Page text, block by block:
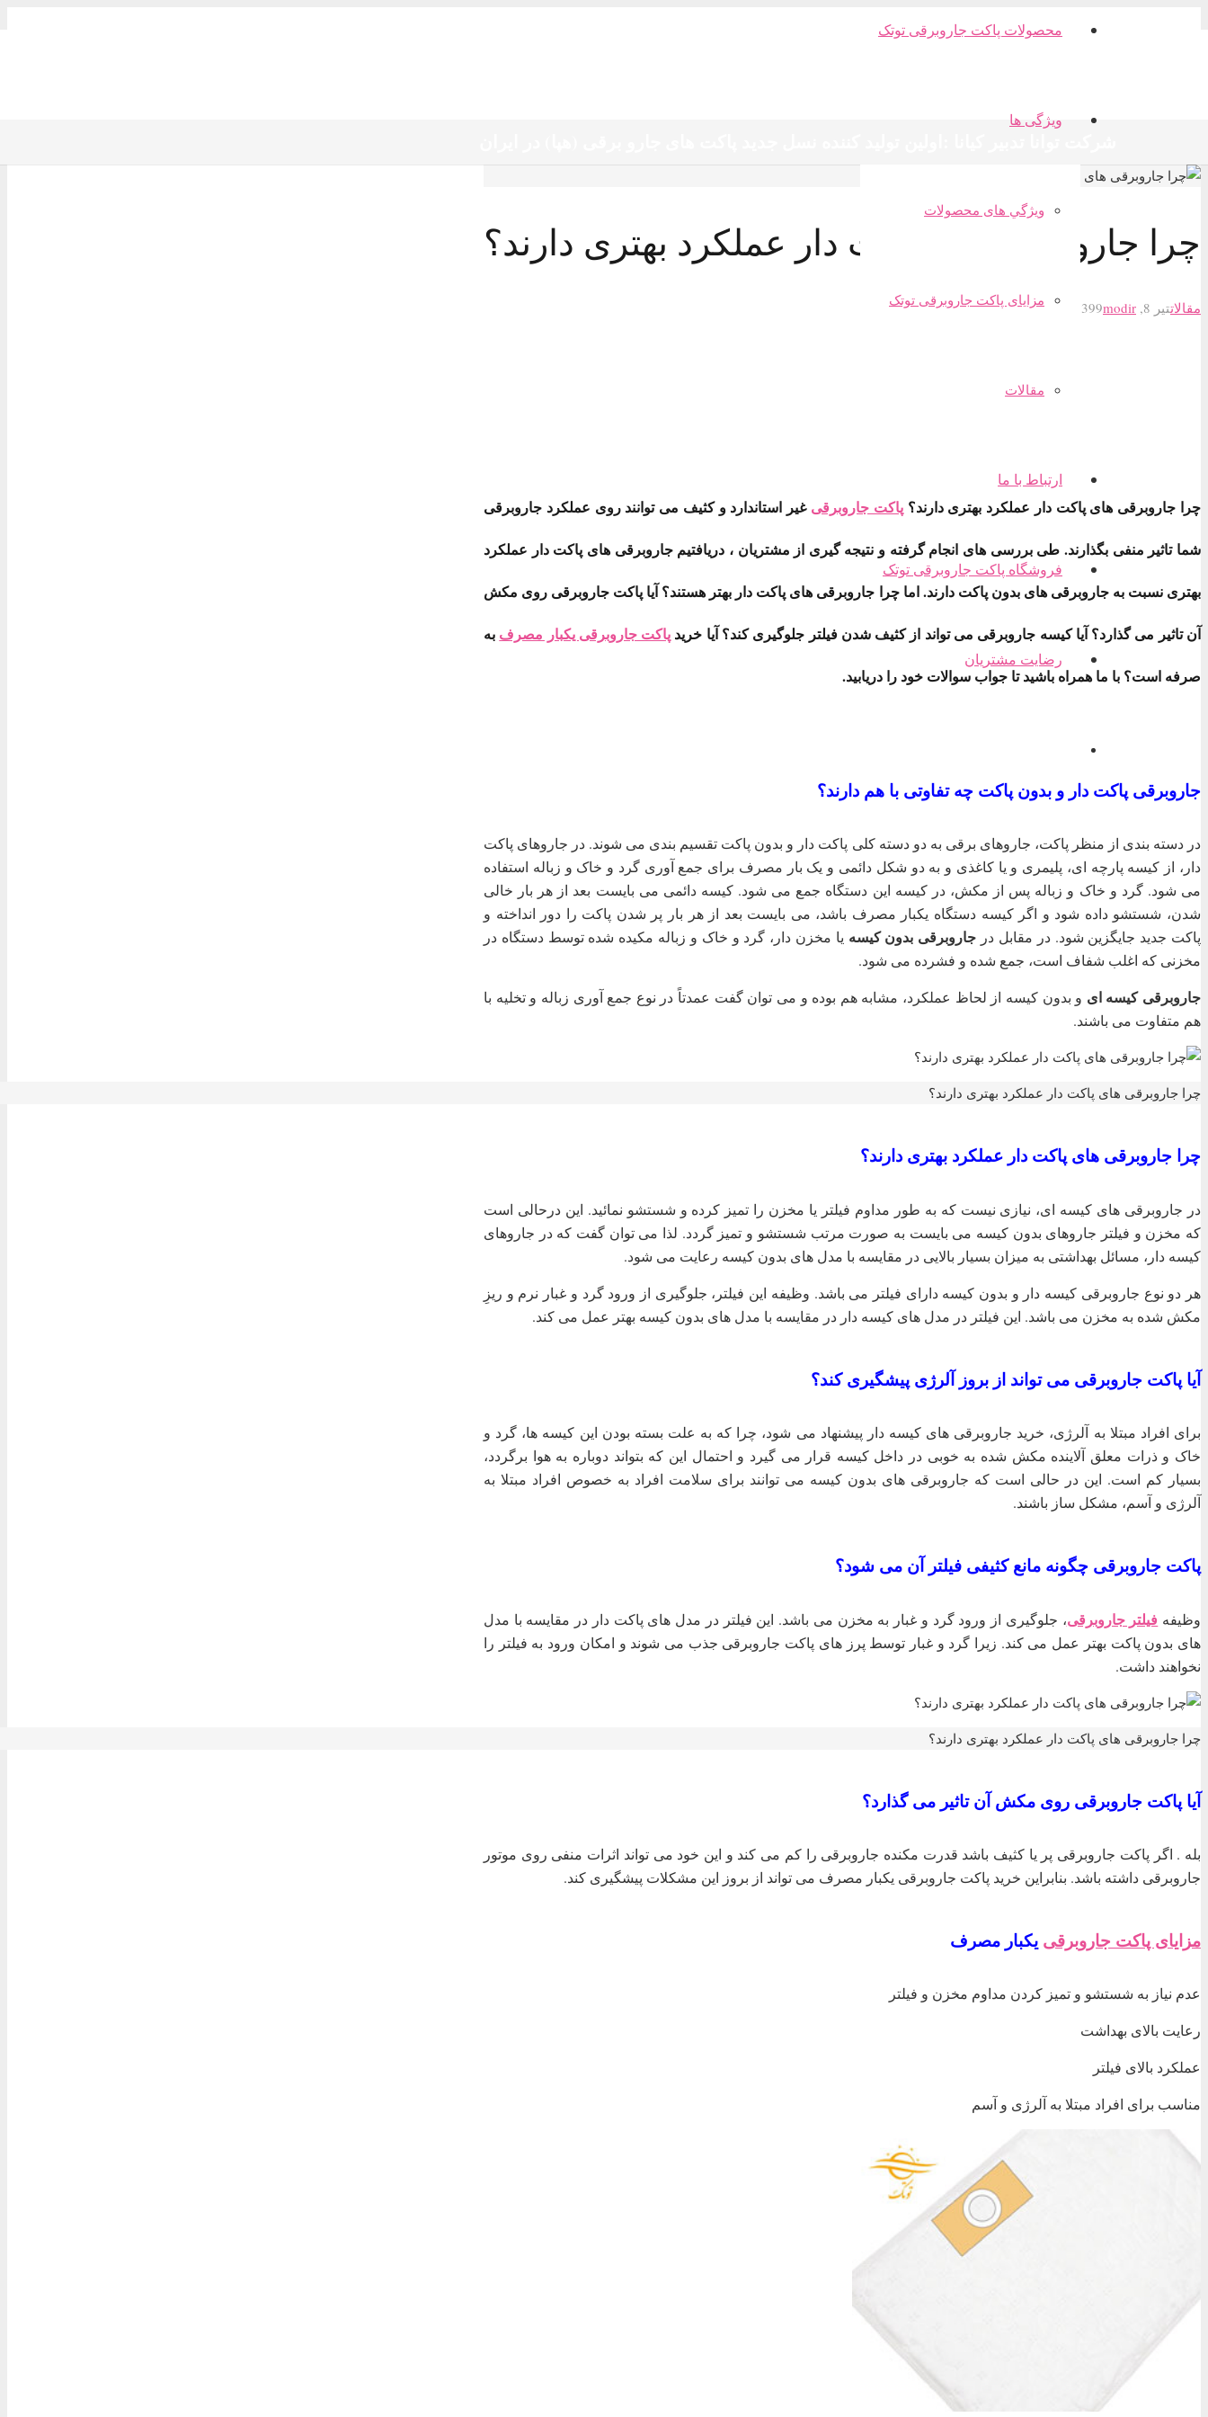
محصولات پاکت جاروبرقی توتک
ویژگی ها
ويژگي های محصولات
مزايای پاكت جاروبرقی توتک
مقالات
ارتباط با ما
فروشگاه پاکت جاروبرقی توتک
رضایت مشتریان
چرا جاروبرقی های پاکت دار عملکرد بهتری دارند؟
مقالاتتیر 8, 1399 modir
چرا جاروبرقی های پاکت دار عملکرد بهتری دارند؟پاکت جاروبرقی غیر استاندارد و کثیف می توانند روی عملکرد جاروبرقی
شما تاثیر منفی بگذارند. طی بررسی های انجام گرفته و نتیجه گیری از مشتریان ، دریافتیم جاروبرقی های پاکت دار عملکرد
بهتری نسبت به جاروبرقی های بدون پاکت دارند. اما چرا جاروبرقی های پاکت دار بهتر هستند؟ آیا پاکت جاروبرقی روی مکش
آن تاثیر می گذارد؟ آیا کیسه جاروبرقی می تواند از کثیف شدن فیلتر جلوگیری کند؟ آیا خرید پاکت جاروبرقی یکبار مصرف به
صرفه است؟ با ما همراه باشید تا جواب سوالات خود را دریابید.
جاروبرقی پاکت دار و بدون پاکت چه تفاوتی با هم دارند؟
در دسته بندی از منظر پاکت، جاروهای برقی به دو دسته کلی پاکت دار و بدون پاکت تقسیم بندی می شوند. در جاروهای پاکت
دار، از کیسه پارچه ای، پلیمری و یا کاغذی و به دو شکل دائمی و یک بار مصرف برای جمع آوری گرد و خاک و زباله استفاده
می شود. گرد و خاک و زباله پس از مکش، در کیسه این دستگاه جمع می شود. کیسه دائمی می بایست بعد از هر بار خالی
شدن، شستشو داده شود و اگر کیسه دستگاه یکبار مصرف باشد، می بایست بعد از هر بار پر شدن پاکت را دور انداخته و
پاکت جدید جایگزین شود. در مقابل در جاروبرقی بدون کیسه یا مخزن دار، گرد و خاک و زباله مکیده شده توسط دستگاه در
مخزنی که اغلب شفاف است، جمع شده و فشرده می شود.
جاروبرقی کیسه ای و بدون کیسه از لحاظ عملکرد، مشابه هم بوده و می توان گفت عمدتاً در نوع جمع آوری زباله و تخلیه با
هم متفاوت می باشند.
چرا جاروبرقی های پاکت دار عملکرد بهتری دارند؟
چرا جاروبرقی های پاکت دار عملکرد بهتری دارند؟
در جاروبرقی های کیسه ای، نیازی نیست که به طور مداوم فیلتر یا مخزن را تمیز کرده و شستشو نمائید. این درحالی است
که مخزن و فیلتر جاروهای بدون کیسه می بایست به صورت مرتب شستشو و تمیز گردد. لذا می توان گفت که در جاروهای
کیسه دار، مسائل بهداشتی به میزان بسیار بالایی در مقایسه با مدل های بدون کیسه رعایت می شود.
هر دو نوع جاروبرقی کیسه دار و بدون کیسه دارای فیلتر می باشد. وظیفه این فیلتر، جلوگیری از ورود گرد و غبار نرم و ریزِ
مکش شده به مخزن می باشد. این فیلتر در مدل های کیسه دار در مقایسه با مدل های بدون کیسه بهتر عمل می کند.
آیا پاکت جاروبرقی می تواند از بروز آلرژی پیشگیری کند؟
برای افراد مبتلا به آلرژی، خرید جاروبرقی های کیسه دار پیشنهاد می شود، چرا که به علت بسته بودن این کیسه ها، گرد و
خاک و ذرات معلق آلاینده مکش شده به خوبی در داخل کیسه قرار می گیرد و احتمال این که بتواند دوباره به هوا برگردد،
بسیار کم است. این در حالی است که جاروبرقی های بدون کیسه می توانند برای سلامت افراد به خصوص افراد مبتلا به
آلرژی و آسم، مشکل ساز باشند.
پاکت جاروبرقی چگونه مانع کثیفی فیلتر آن می شود؟
وظیفه فیلتر جاروبرقی، جلوگیری از ورود گرد و غبار به مخزن می باشد. این فیلتر در مدل های پاکت دار در مقایسه با مدل
های بدون پاکت بهتر عمل می کند. زیرا گرد و غبار توسط پرز های پاکت جاروبرقی جذب می شوند و امکان ورود به فیلتر را
نخواهند داشت.
چرا جاروبرقی های پاکت دار عملکرد بهتری دارند؟
آیا پاکت جاروبرقی روی مکش آن تاثیر می گذارد؟
بله . اگر پاکت جاروبرقی پر یا کثیف باشد قدرت مکنده جاروبرقی را کم می کند و این خود می تواند اثرات منفی روی موتور
جاروبرقی داشته باشد. بنابراین خرید پاکت جاروبرقی یکبار مصرف می تواند از بروز این مشکلات پیشگیری کند.
مزایای پاکت جاروبرقی یکبار مصرف
عدم نیاز به شستشو و تمیز کردن مداوم مخزن و فیلتر
رعایت بالای بهداشت
عملکرد بالای فیلتر
مناسب برای افراد مبتلا به آلرژی و آسم